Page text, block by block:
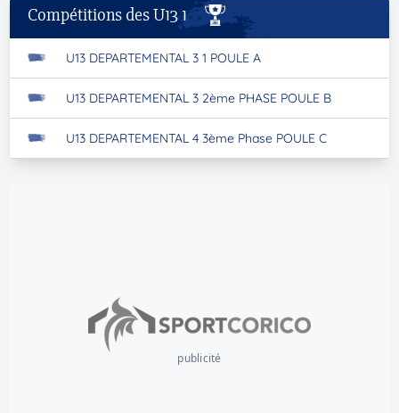
Compétitions des U13 1
U13 DEPARTEMENTAL 3 1 POULE A
U13 DEPARTEMENTAL 3 2ème PHASE POULE B
U13 DEPARTEMENTAL 4 3ème Phase POULE C
publicité